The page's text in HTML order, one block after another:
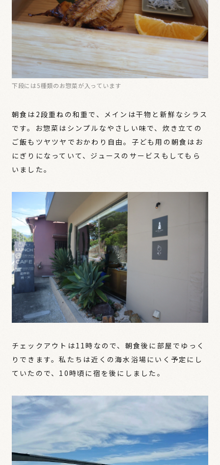
下段には5種類のお惣菜が入っています
朝食は2段重ねの和重で、メインは干物と新鮮なシラス
です。お惣菜はシンプルなやさしい味で、炊き立ての
ご飯もツヤツヤでおかわり自由。子ども用の朝食はお
にぎりになっていて、ジュースのサービスもしてもら
いました。
チェックアウトは11時なので、朝食後に部屋でゆっく
りできます。私たちは近くの海水浴場にいく予定にし
ていたので、10時頃に宿を後にしました。